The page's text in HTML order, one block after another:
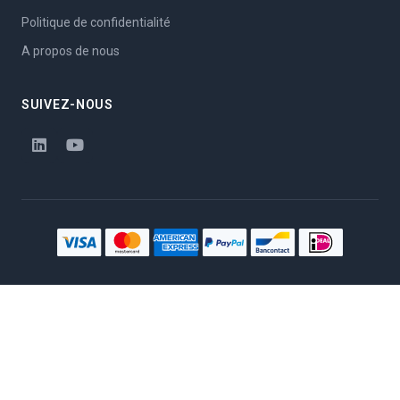
Politique de confidentialité
A propos de nous
SUIVEZ-NOUS